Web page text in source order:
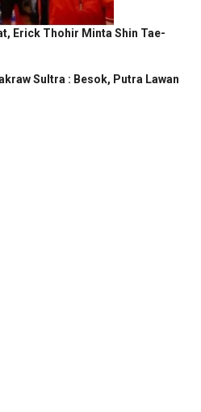
Erick Thohir Minta Shin Tae-
Sultra : Besok, Putra Lawan